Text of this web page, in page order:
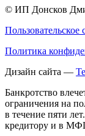
© ИП Донсков
Пользовательское
Политика
Дизайн сайта —
Банкротство
ограничения на
в течение пяти
кредитору и в